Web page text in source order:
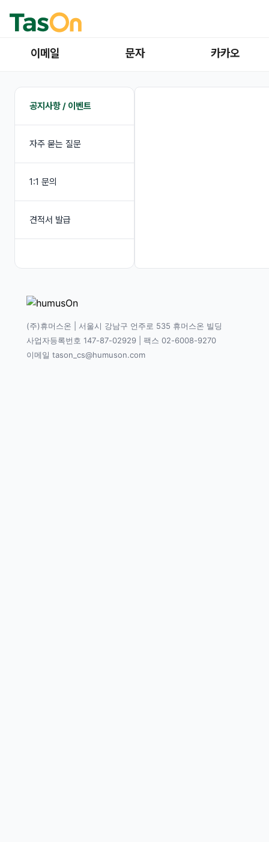
이메일 문자 카카오
공지사항 / 이벤트
자주 묻는 질문
1:1 문의
견적서 발급
(주)휴머스온 | 서울시 강남구 언주로 535 휴머스온 빌딩
사업자등록번호 147-87-02929 | 팩스 02-6008-9270
이메일 tason_cs@humuson.com